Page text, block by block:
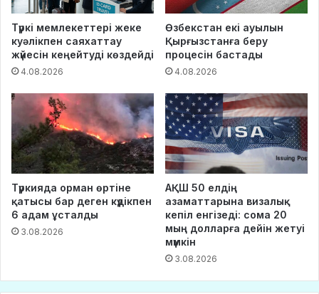
Түркі мемлекеттері жеке
куәлікпен саяхаттау
жүйесін кеңейтуді көздейді
4.08.2026
Өзбекстан екі ауылын
Қырғызстанға беру
процесін бастады
4.08.2026
Түркияда орман өртіне
қатысы бар деген күдікпен
6 адам ұсталды
3.08.2026
АҚШ 50 елдің
азаматтарына визалық
кепіл енгізеді: сома 20
мың долларға дейін жетуі
мүмкін
3.08.2026